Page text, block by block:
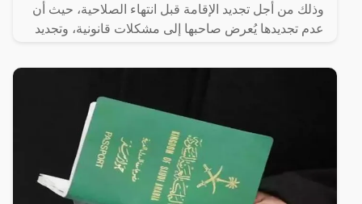
وذلك من أجل تجديد الإقامة قبل انتهاء الصلاحية، حيث أن
عدم تجديدها يُعرض صاحبها إلى مشكلات قانونية، وتجديد